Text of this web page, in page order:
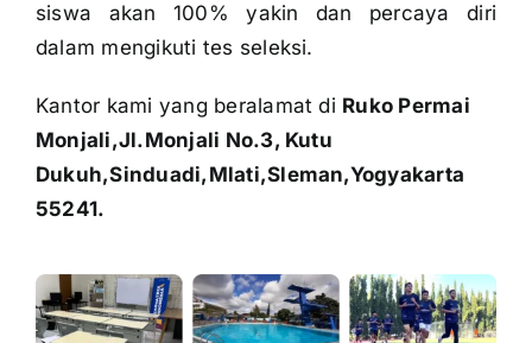
siswa akan 100% yakin dan percaya diri
dalam mengikuti tes seleksi.
Kantor kami yang beralamat di Ruko Permai
Monjali,Jl.Monjali No.3, Kutu
Dukuh,Sinduadi,Mlati,Sleman,Yogyakarta
55241.